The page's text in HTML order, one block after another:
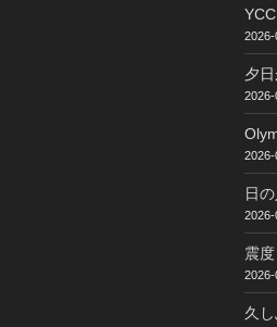
夕
日
震
久